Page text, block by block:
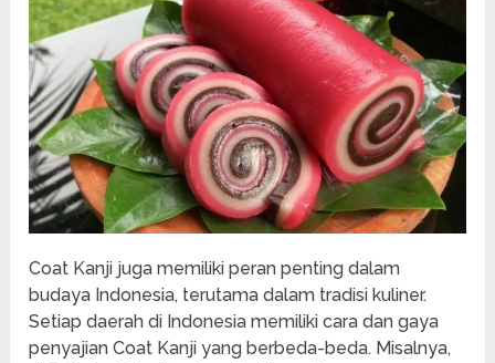
Coat Kanji juga memiliki peran penting dalam
budaya Indonesia, terutama dalam tradisi kuliner.
Setiap daerah di Indonesia memiliki cara dan gaya
penyajian Coat Kanji yang berbeda-beda. Misalnya,